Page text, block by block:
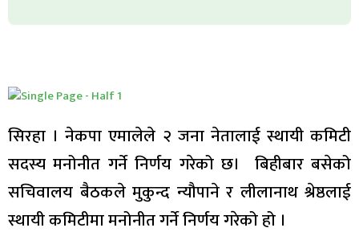
सिरहा । नेकपा एमालेले २ जना नेतालाई स्थायी कमिटी
सदस्य मनोनीत गर्ने निर्णय गरेको छ। बिहीबार बसेको
सचिवालय बैठकले मुकुन्द न्यौपाने र लीलानाथ श्रेष्ठलाई
स्थायी कमिटीमा मनोनीत गर्ने निर्णय गरेको हो ।